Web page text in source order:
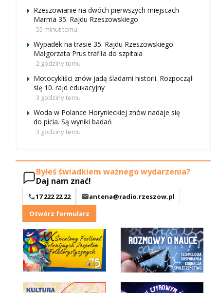
Rzeszowianie na dwóch pierwszych miejscach
Marma 35. Rajdu Rzeszowskiego
55 minut temu
Wypadek na trasie 35. Rajdu Rzeszowskiego.
Małgorzata Prus trafiła do szpitala
2 godziny temu
Motocykliści znów jadą śladami historii. Rozpoczął
się 10. rajd edukacyjny
3 godziny temu
Woda w Polance Horynieckiej znów nadaje się
do picia. Są wyniki badań
3 godziny temu
Byłeś świadkiem ważnego wydarzenia?
Daj nam znać!
17 222 22 22
antena@radio.rzeszow.pl
Otwórz formularz